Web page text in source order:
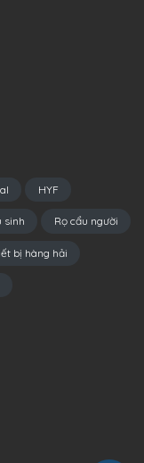
HYF
sinh Rọ cẩu người
bị hàng hải